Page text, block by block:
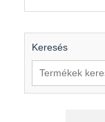
Keresés